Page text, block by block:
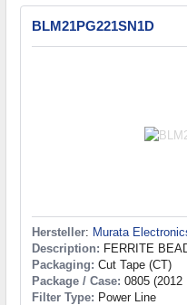
BLM21PG221SN1D
Hersteller: Murata
Description: FERRITE
Packaging: Cut Tape (CT)
Package / Case: 0805 (2012
Filter Type: Power Line